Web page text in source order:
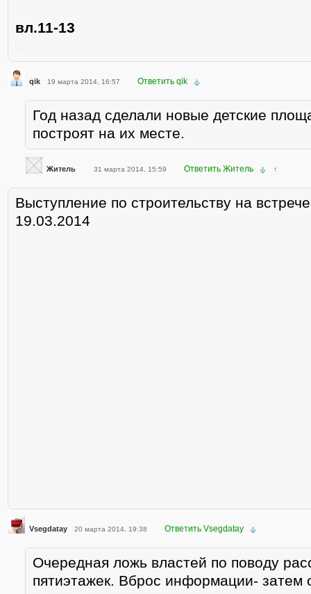
вл.11-13
qik 19 марта 2014, 16:57 Ответить qik
Год назад сделали новые детские
построят на их месте.
Житель 31 марта 2014, 15:59 Ответить Житель ↑
Выступление по строительству на
19.03.2014
Vsegdatay 20 марта 2014, 19:38 Ответить Vsegdatay
Очередная ложь властей по поводу
пятиэтажек. Вброс информации- затем